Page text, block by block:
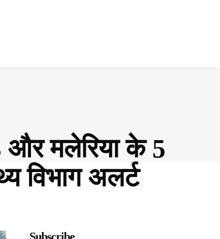
मलेरिया के 5
विभाग अलर्ट